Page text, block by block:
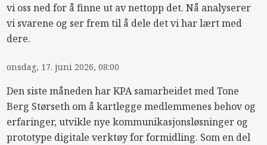
vi oss ned for å finne ut av nettopp det. Nå analyserer
vi svarene og ser frem til å dele det vi har lært med
dere.
onsdag, 17. juni 2026, 08:00
Den siste måneden harKPAsamarbeidet med Tone
Berg Størseth om å kartlegge medlemmenes behov og
erfaringer, utvikle nye kommunikasjonsløsninger og
prototype digitale verktøy for formidling. Som en del